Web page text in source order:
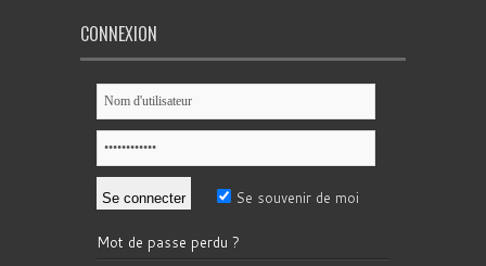
CONNEXION
Se souvenir de moi
Mot de passe perdu ?